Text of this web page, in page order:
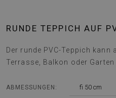
RUNDE TEPPICH AUF
Der runde PVC-Teppich
Terrasse, Balkon oder Garten
ABMESSUNGEN: fi 50 cm